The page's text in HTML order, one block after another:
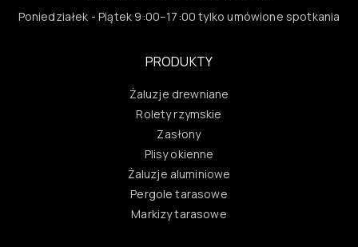
Poniedziałek - Piątek 9:00–17:00 tylko umówione spotkania
PRODUKTY
Żaluzje drewniane
Rolety rzymskie
Zasłony
Plisy okienne
Żaluzje aluminiowe
Pergole tarasowe
Markizy tarasowe